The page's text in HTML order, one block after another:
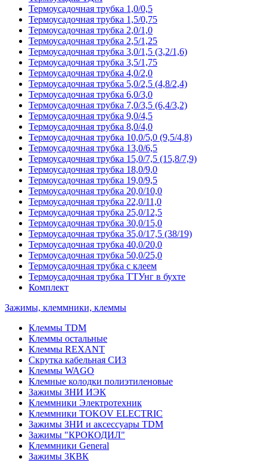
Термоусадочная трубка 1,0/0,5
Термоусадочная трубка 1,5/0,75
Термоусадочная трубка 2,0/1,0
Термоусадочная трубка 2,5/1,25
Термоусадочная трубка 3,0/1,5 (3,2/1,6)
Термоусадочная трубка 3,5/1,75
Термоусадочная трубка 4,0/2,0
Термоусадочная трубка 5,0/2,5 (4,8/2,4)
Термоусадочная трубка 6,0/3,0
Термоусадочная трубка 7,0/3,5 (6,4/3,2)
Термоусадочная трубка 9,0/4,5
Термоусадочная трубка 8,0/4,0
Термоусадочная трубка 10,0/5,0 (9,5/4,8)
Термоусадочная трубка 13,0/6,5
Термоусадочная трубка 15,0/7,5 (15,8/7,9)
Термоусадочная трубка 18,0/9,0
Термоусадочная трубка 19,0/9,5
Термоусадочная трубка 20,0/10,0
Термоусадочная трубка 22,0/11,0
Термоусадочная трубка 25,0/12,5
Термоусадочная трубка 30,0/15,0
Термоусадочная трубка 35,0/17,5 (38/19)
Термоусадочная трубка 40,0/20,0
Термоусадочная трубка 50,0/25,0
Термоусадочная трубка с клеем
Термоусадочная трубка ТТУнг в бухте
Комплект
Зажимы, клеммники, клеммы
Клеммы TDM
Клеммы остальные
Клеммы REXANT
Скрутка кабельная СИЗ
Клеммы WAGO
Клемные колодки полиэтиленовые
Зажимы ЗНИ ИЭК
Клеммники Электротехник
Клеммники TOKOV ELECTRIC
Зажимы ЗНИ и аксессуары TDM
Зажимы "КРОКОДИЛ"
Клеммники General
Зажимы 3КВК